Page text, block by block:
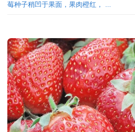
莓种子稍凹于果面，果肉橙红， ...